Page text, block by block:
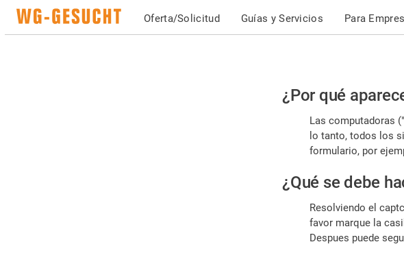
Oferta/Solicitud Guías y Servicios Para
Por
favor,
confirme
es
humano
¿Por qué
Las computadoras
lo tanto, todos los
formulario, por
¿Qué se debe
Resolviendo el
favor marque la
Despues puede